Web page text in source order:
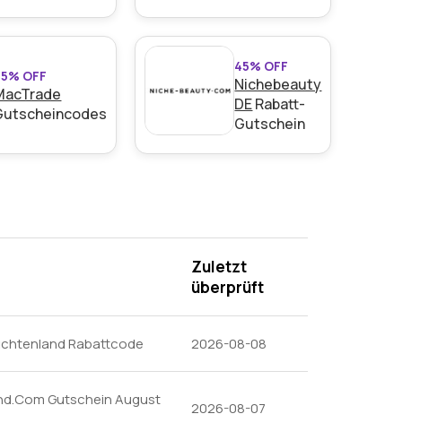
OFF
45% OFF
Nichebeauty
DERabatt-
Gutschein
Zuletzt
überprüft
Rabattcode 2026-08-08
Gutschein August
2026-08-07